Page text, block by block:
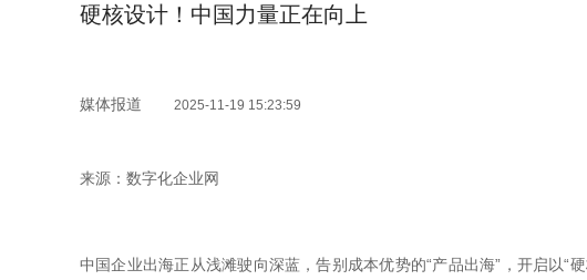
硬核设计！中国力量正在向上
媒体报道 2025-11-19 15:23:59
来源：数字化企业网
中国企业出海正从浅滩驶向深蓝，告别成本优势的“产品出海”，开启以“